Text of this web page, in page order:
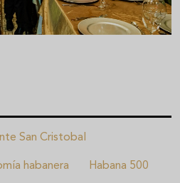
San Cristobal
habanera Habana 500